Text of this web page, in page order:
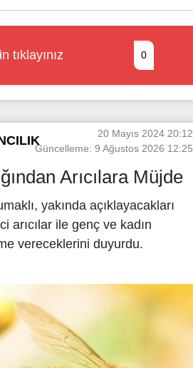
tıklayınız 0
20 Mayıs 2024 20:12
Güncelleme: 9 Ağustos 2026 12:25
Arıcılara Müjde
yakında açıklayacakları
arıcılar ile genç ve kadın
vereceklerini duyurdu.